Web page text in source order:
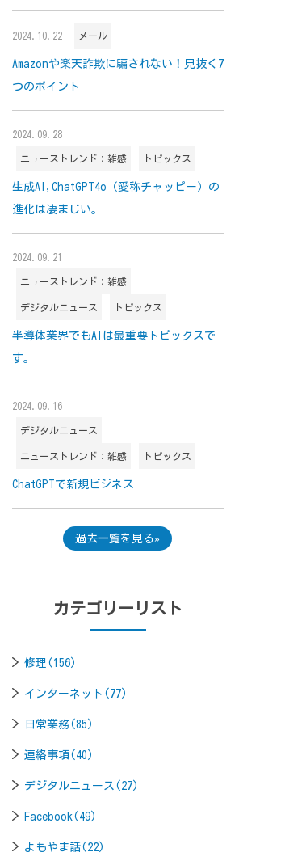
2024.10.22 メール
Amazonや楽天詐欺に騙されない！見抜く7
つのポイント
2024.09.28
ニューストレンド：雑感 トピックス
生成AI,ChatGPT4o（愛称チャッピー）の
進化は凄まじい。
2024.09.21
ニューストレンド：雑感
デジタルニュース トピックス
半導体業界でもAIは最重要トピックスで
す。
2024.09.16
デジタルニュース
ニューストレンド：雑感 トピックス
ChatGPTで新規ビジネス
過去一覧を見る
カテゴリーリスト
修理(156)
インターネット(77)
日常業務(85)
連絡事項(40)
デジタルニュース(27)
Facebook(49)
よもやま話(22)